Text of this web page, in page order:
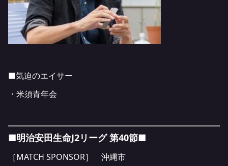
■気迫のエイサー
・米須青年会
■明治安田生命J2リーグ 第40節■
［MATCH SPONSOR］ 沖縄市